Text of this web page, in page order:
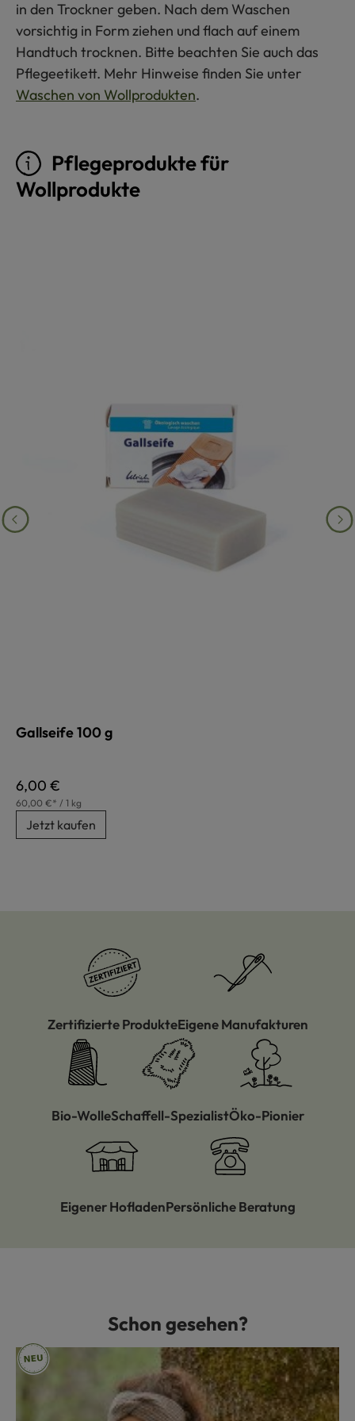
in den Trockner geben. Nach dem Waschen
vorsichtig in Form ziehen und flach auf einem
Handtuch trocknen. Bitte beachten Sie auch das
Pflegeetikett. Mehr Hinweise finden Sie unter
Waschen von Wollprodukten.
Pflegeprodukte für
Wollprodukte
Gallseife 100 g
Regulärer Preis:
6,00 €
60,00 €* / 1 kg
Jetzt kaufen
Zertifizierte ProdukteEigene Manufakturen
Bio-WolleSchaffell-SpezialistÖko-Pionier
Eigener HofladenPersönliche Beratung
Produktgalerie überspringenSchon gesehen?